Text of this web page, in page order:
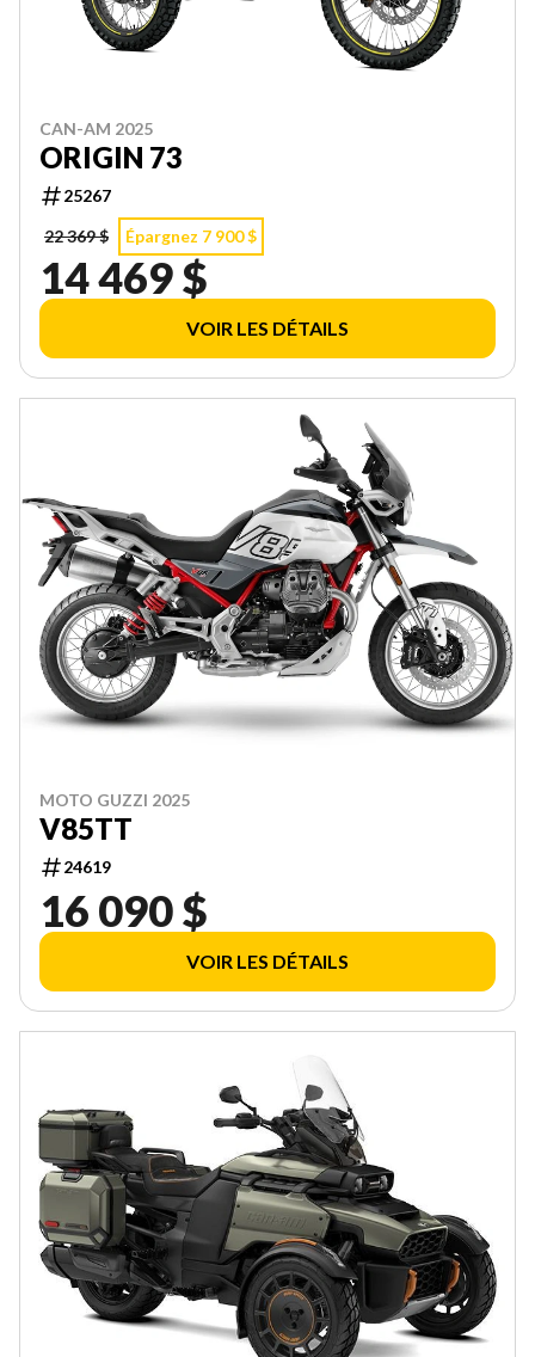
CAN-AM 2025
ORIGIN 73
25267
22 369 $
Épargnez 7 900 $
14 469 $
VOIR LES DÉTAILS
MOTO GUZZI 2025
V85TT
24619
16 090 $
VOIR LES DÉTAILS